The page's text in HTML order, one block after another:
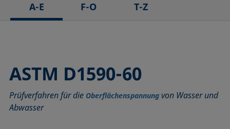
A-E
ASTM D1331-14
ASTM D1417-16
ASTM D1590-60
F-O
ISO 304-85
ISO 1409-06
ISO 4311-79
T-Z
ASTM D1590-60
Prüfverfahren für die Oberflächenspannung von Wasser und
Abwasser